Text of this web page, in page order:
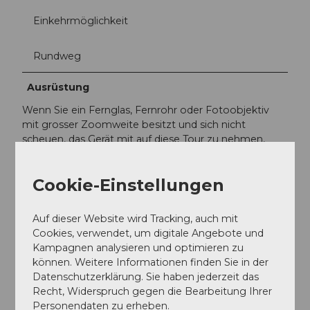
Einkehrmöglichkeit
Rundweg
Ausrüstung
Wenn Sie ein Fernglas, Fernrohr oder Fotoobjektiv
mit grosser Zoomweite besitzt und sich nicht
scheuen, das Gerät mit auf diese Tour zu nehmen,
Peter Regli
Organisation
Luzern Tourismus
Unser Tipp
Cookie-Einstellungen
Auf dieser Website wird Tracking, auch mit
Cookies, verwendet, um digitale Angebote und
Kampagnen analysieren und optimieren zu
können. Weitere Informationen finden Sie in der
Datenschutzerklärung. Sie haben jederzeit das
Recht, Widerspruch gegen die Bearbeitung Ihrer
Personendaten zu erheben.